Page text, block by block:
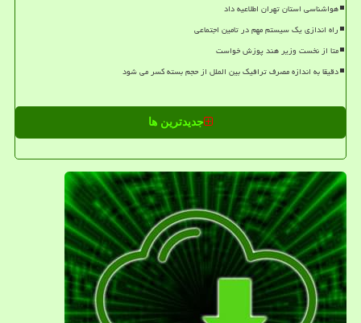
هواشناسی استان تهران اطلاعیه داد
راه اندازی یک سیستم مهم در تامین اجتماعی
متا از نخست وزیر هند پوزش خواست
دقیقا به اندازه مصرف ترافیک بین الملل از حجم بسته کسر می شود
جدیدترین ها